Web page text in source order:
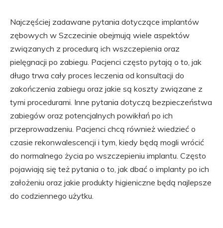
Najczęściej zadawane pytania dotyczące implantów
zębowych w Szczecinie obejmują wiele aspektów
związanych z procedurą ich wszczepienia oraz
pielęgnacji po zabiegu. Pacjenci często pytają o to, jak
długo trwa cały proces leczenia od konsultacji do
zakończenia zabiegu oraz jakie są koszty związane z
tymi procedurami. Inne pytania dotyczą bezpieczeństwa
zabiegów oraz potencjalnych powikłań po ich
przeprowadzeniu. Pacjenci chcą również wiedzieć o
czasie rekonwalescencji i tym, kiedy będą mogli wrócić
do normalnego życia po wszczepieniu implantu. Często
pojawiają się też pytania o to, jak dbać o implanty po ich
założeniu oraz jakie produkty higieniczne będą najlepsze
do codziennego użytku.